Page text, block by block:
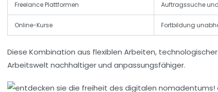
Freelance Plattformen Auftragssuche
Online-Kurse Fortbildung
Diese Kombination aus flexiblen Arbeiten,
Arbeitswelt nachhaltiger und anpassungsfähiger.